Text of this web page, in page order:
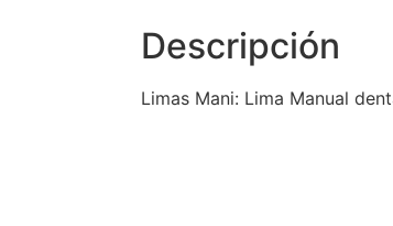
Descripción
Limas Mani: Lima Manual